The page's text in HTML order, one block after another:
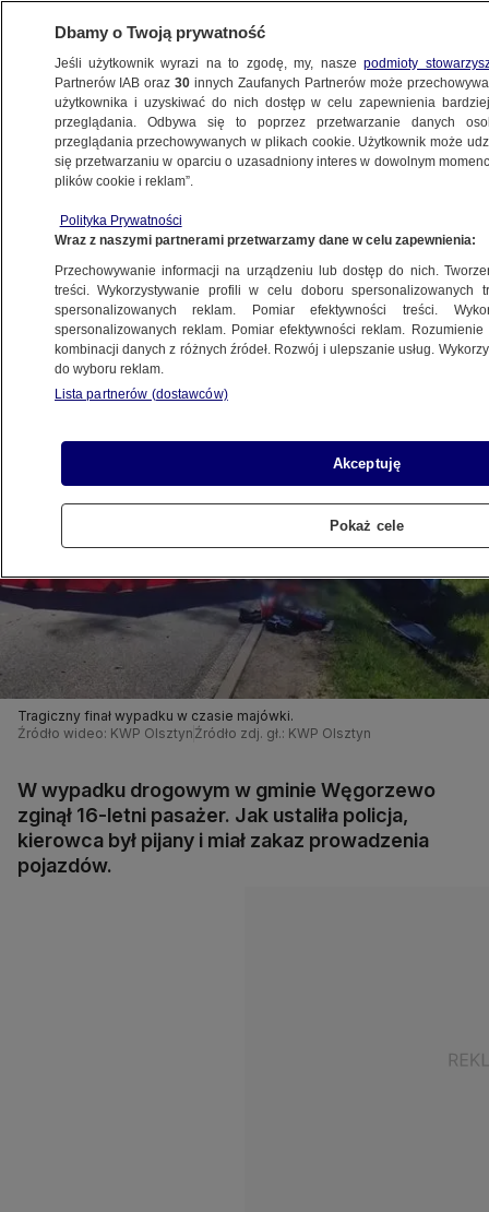
OLSZTYN
16-latek nie przeżył, kierowca był pijany
Oprac.Natalia Grzybowska
4.05.2026, 10:41
Posłuchaj artykułu
Czyta lektor AI
Tragiczny finał wypadku w czasie majówki.
Źródło wideo: KWP Olsztyn Źródło zdj. gł.: KWP Olsztyn
W wypadku drogowym w gminie Węgorzewo
zginął 16-letni pasażer. Jak ustaliła policja,
kierowca był pijany i miał zakaz prowadzenia
pojazdów.
Dbamy o Twoją prywatność
Jeśli użytkownik wyrazi na to zgodę, my, naszepodmioty
Partnerów IAB oraz30 innych Zaufanych Partnerów może
użytkownika i uzyskiwać do nich dostęp w celu zapewnienia
przeglądania. Odbywa się to poprzez przetwarzanie danych
przeglądania przechowywanych w plikach cookie. Użytkownik może
się przetwarzaniu w oparciu o uzasadniony interes w dowolnym
plików cookie i reklam”.
Polityka Prywatności
Wraz z naszymi partnerami przetwarzamy dane w celu zapewnienia:
Przechowywanie informacji na urządzeniu lub dostęp do nich.
treści. Wykorzystywanie profili w celu doboru spersonalizowanych
spersonalizowanych reklam. Pomiar efektywności treści.
spersonalizowanych reklam. Pomiar efektywności reklam.
kombinacji danych z różnych źródeł. Rozwój i ulepszanie usług.
do wyboru reklam.
Lista partnerów (dostawców)
Akceptuję
Pokaż cele